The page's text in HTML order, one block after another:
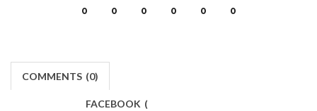
0 0 0 0 0 0
COMMENTS (0)
FACEBOOK (